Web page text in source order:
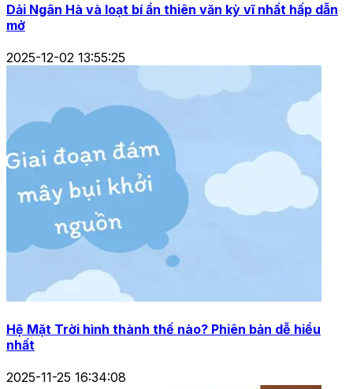
Dải Ngân Hà và loạt bí ẩn thiên văn kỳ vĩ nhất hấp dẫn
mở
2025-12-02 13:55:25
Hệ Mặt Trời hình thành thế nào? Phiên bản dễ hiểu
nhất
2025-11-25 16:34:08